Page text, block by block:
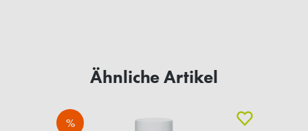
Ähnliche Artikel
%